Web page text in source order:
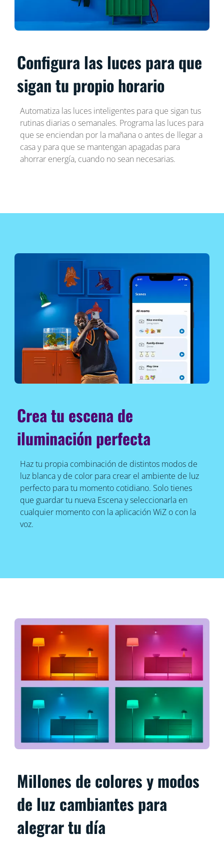
Configura las luces para que
sigan tu propio horario
Automatiza las luces inteligentes para que sigan tus
rutinas diarias o semanales. Programa las luces para
que se enciendan por la mañana o antes de llegar a
casa y para que se mantengan apagadas para
ahorrar energía, cuando no sean necesarias.
Crea tu escena de
iluminación perfecta
Haz tu propia combinación de distintos modos de
luz blanca y de color para crear el ambiente de luz
perfecto para tu momento cotidiano. Solo tienes
que guardar tu nueva Escena y seleccionarla en
cualquier momento con la aplicación WiZ o con la
voz.
Millones de colores y modos
de luz cambiantes para
alegrar tu día